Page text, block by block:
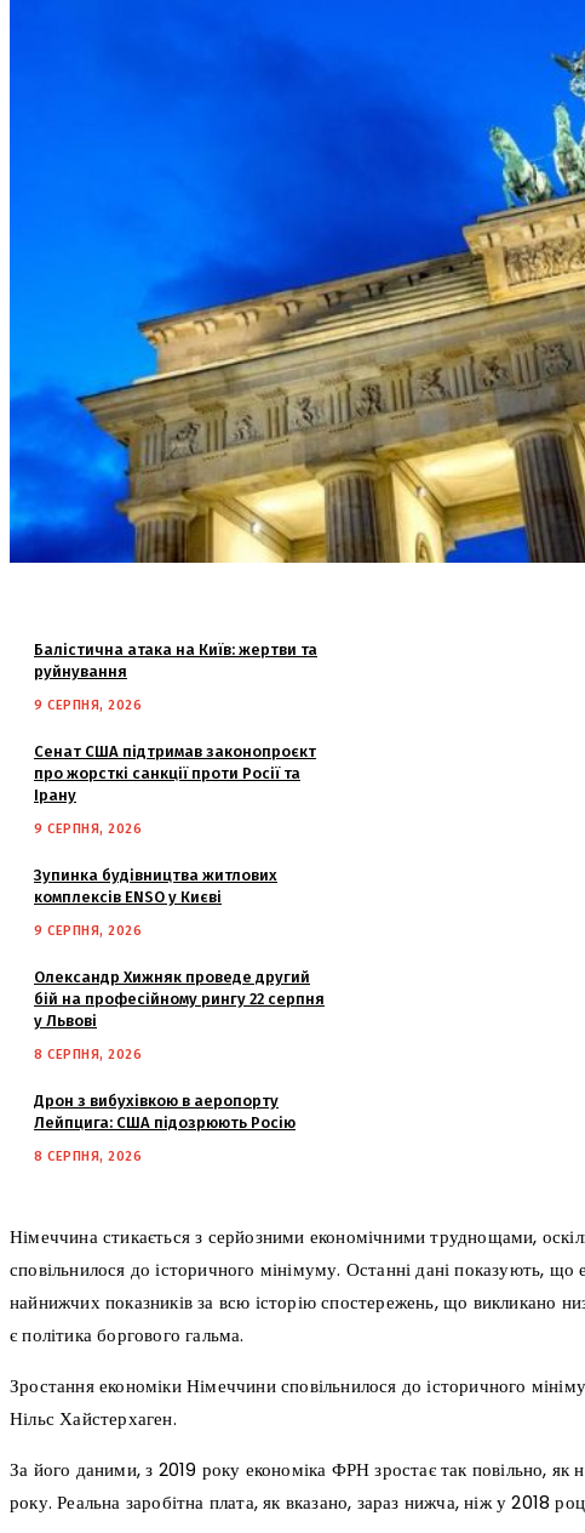
Балістична атака на Київ: жертви та
руйнування
9 СЕРПНЯ, 2026
Сенат США підтримав законопроєкт
про жорсткі санкції проти Росії та
Ірану
9 СЕРПНЯ, 2026
Зупинка будівництва житлових
комплексів ENSO у Києві
9 СЕРПНЯ, 2026
Олександр Хижняк проведе другий
бій на професійному рингу 22 серпня
у Львові
8 СЕРПНЯ, 2026
Дрон з вибухівкою в аеропорту
Лейпцига: США підозрюють Росію
8 СЕРПНЯ, 2026
Німеччина стикається з серйозними економічними труднощами,
сповільнилося до історичного мінімуму. Останні дані показують,
найнижчих показників за всю історію спостережень, що викликано
є політика боргового гальма.
Зростання економіки Німеччини сповільнилося до історичного
Нільс Хайстерхаген.
За його даними, з 2019 року економіка ФРН зростає так повільно, як
року. Реальна заробітна плата, як вказано, зараз нижча, ніж у 2018